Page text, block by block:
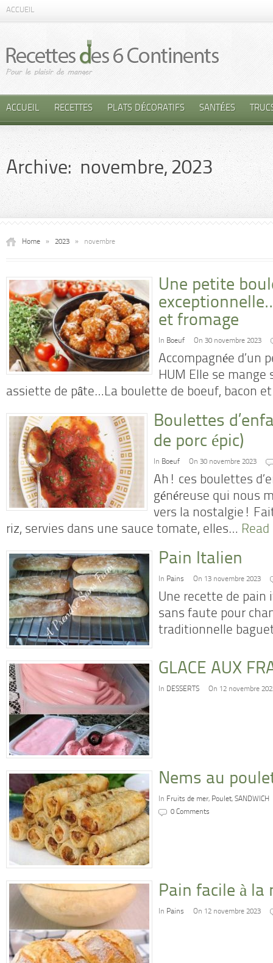
ACCUEIL
ACCUEIL RECETTES PLATS DÉCORATIFS SANTÉES
Archive: novembre, 2023
Home » 2023 » novembre
Une petite
et fromage
In Boeuf On 30 novembre 2023
Accompagnée d’un
HUM Elle se mange
assiette de pâte…La boulette de boeuf, bacon
Boulettes
de porc épic)
In Boeuf On 30 novembre 2023
Ah! ces boulettes
généreuse qui nous
vers la nostalgie!
riz, servies dans une sauce tomate, elles…
Pain Italien
In Pains On 13 novembre 2023
Une recette de pain
sans faute pour
traditionnelle
GLACE AUX
In DESSERTS On 12 novembre
Nems au
In Fruits de mer, Poulet, SANDWICH
0 Comments
Pain facile à la
In Pains On 12 novembre 2023